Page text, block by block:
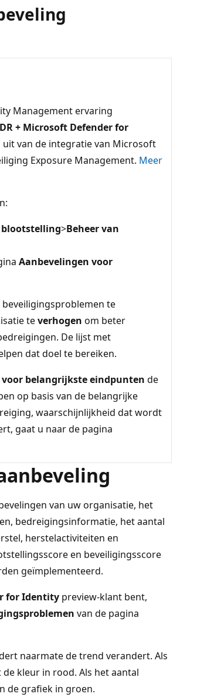
Management ervaring
+ Microsoft Defender for
van de integratie van Microsoft
Exposure Management. Meer
blootstelling>Beheer van
Aanbevelingen voor
te
teverhogen om beter
De lijst met
dat doel te bereiken.
belangrijkste eindpunten de
op basis van de belangrijke
waarschijnlijkheid dat wordt
gaat u naar de pagina
van uw organisatie, het
bedreigingsinformatie, het aantal
herstelactiviteiten en
en beveiligingsscore
geïmplementeerd.
for Identity preview-klant bent,
van de pagina
naarmate de trend verandert. Als
kleur in rood. Als het aantal
de grafiek in groen.